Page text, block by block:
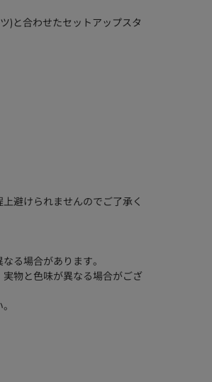
)と合わせたセットアップスタ
避けられませんのでご了承く
る場合があります。
物と色味が異なる場合がござ